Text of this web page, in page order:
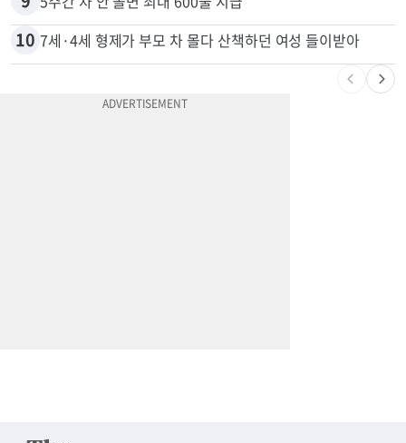
8
9 5주간 차 안 몰면 최대 600불 지급
7세·4세 형제가 부모 차 몰다 산책하던 여성 들이받아